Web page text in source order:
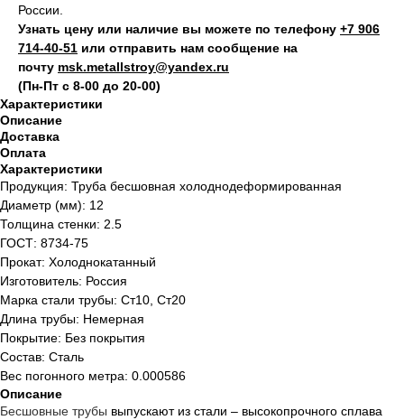
России.
Узнать цену или наличие вы можете по телефону +7 906
714‑40-51 или отправить нам сообщение на
почту msk.metallstroy@yandex.ru
(Пн-Пт с 8-00 до 20-00)
Характеристики
Описание
Доставка
Оплата
Характеристики
Продукция: Труба бесшовная холоднодеформированная
Диаметр (мм): 12
Толщина стенки: 2.5
ГОСТ: 8734-75
Прокат: Холоднокатанный
Изготовитель: Россия
Марка стали трубы: Ст10, Ст20
Длина трубы: Немерная
Покрытие: Без покрытия
Состав: Сталь
Вес погонного метра: 0.000586
Описание
Бесшовные трубы выпускают из стали – высокопрочного сплава